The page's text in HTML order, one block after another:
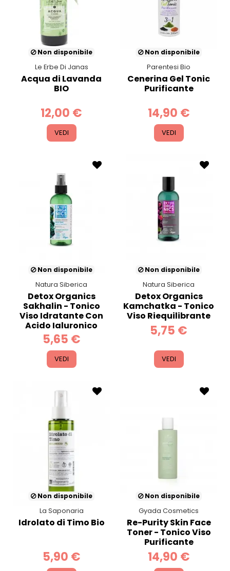
Non disponibile
Le Erbe Di Janas
Acqua di Lavanda
BIO
12,00 €
VEDI
Non disponibile
Parentesi Bio
Cenerina Gel Tonic
Purificante
14,90 €
VEDI
Non disponibile
Natura Siberica
Detox Organics
Sakhalin - Tonico
Viso Idratante Con
Acido Ialuronico
5,65 €
VEDI
Non disponibile
Natura Siberica
Detox Organics
Kamchatka - Tonico
Viso Riequilibrante
5,75 €
VEDI
Non disponibile
La Saponaria
Idrolato di Timo Bio
5,90 €
Non disponibile
Gyada Cosmetics
Re-Purity Skin Face
Toner - Tonico Viso
Purificante
14,90 €